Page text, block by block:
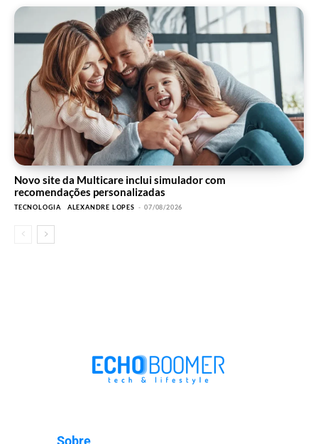
Novo site da Multicare inclui simulador com
recomendações personalizadas
TECNOLOGIA ALEXANDRE LOPES - 07/08/2026
Sobre